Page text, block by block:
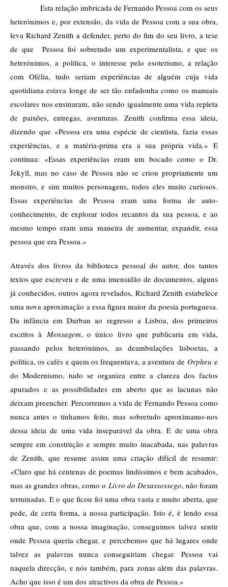
Esta relação imbricada de Fernando Pessoa com os seus
heterónimos e, por extensão, da vida de Pessoa com a sua obra,
leva Richard Zenith a defender, perto do fim do seu livro, a tese
de que Pessoa foi sobretudo um experimentalista, e que os
heterónimos, a política, o interesse pelo esoterismo, a relação
com Ofélia, tudo seriam experiências de alguém cuja vida
quotidiana estava longe de ser tão enfadonha como os manuais
escolares nos ensinaram, não sendo igualmente uma vida repleta
de paixões, entregas, aventuras. Zenith confirma essa ideia,
dizendo que «Pessoa era uma espécie de cientista, fazia essas
experiências, e a matéria-prima era a sua própria vida.» E
continua: «Essas experiências eram um bocado como o Dr.
Jekyll, mas no caso de Pessoa não se criou propriamente um
monstro, e sim muitos personagens, todos eles muito curiosos.
Essas experiências de Pessoa eram uma forma de auto-
conhecimento, de explorar todos recantos da sua pessoa, e ao
mesmo tempo eram uma maneira de aumentar, expandir, essa
pessoa que era Pessoa.»
Através dos livros da biblioteca pessoal do autor, dos tantos
textos que escreveu e de uma imensidão de documentos, alguns
já conhecidos, outros agora revelados, Richard Zenith estabelece
uma nova aproximação a essa figura maior da poesia portuguesa.
Da infância em Durban ao regresso a Lisboa, dos primeiros
escritos à Mensagem, o único livro que publicaria em vida,
passando pelos heterónimos, as deambulações lisboetas, a
política, os cafés e quem os frequentava, a aventura de Orpheu e
do Modernismo, tudo se organiza entre a clareza dos factos
apurados e as possibilidades em aberto que as lacunas não
deixam preencher. Percorremos a vida de Fernando Pessoa como
nunca antes o tínhamos feito, mas sobretudo aproximamo-nos
dessa ideia de uma vida inseparável da obra. E de uma obra
sempre em construção e sempre muito inacabada, nas palavras
de Zenith, que resume assim uma criação difícil de resumir:
«Claro que há centenas de poemas lindíssimos e bem acabados,
mas as grandes obras, como o Livro do Desassossego, não foram
terminadas. E o que ficou foi uma obra vasta e muito aberta, que
pede, de certa forma, a nossa participação. Isto é, é lendo essa
obra que, com a nossa imaginação, conseguimos talvez sentir
onde Pessoa queria chegar, e percebemos que há lugares onde
talvez as palavras nunca conseguiriam chegar. Pessoa vai
naquela direcção, e nós também, para zonas além das palavras.
Acho que isso é um dos atractivos da obra de Pessoa.»